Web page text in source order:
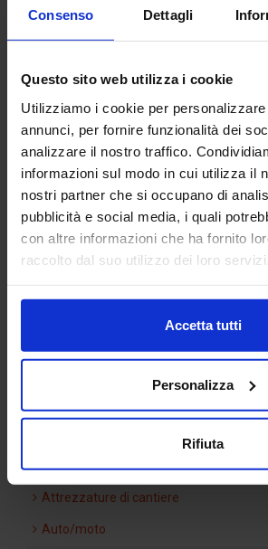
Consenso Dettagli
Questo sito web utilizza i cookie
Utilizziamo i cookie per
annunci, per fornire funzionalità dei
analizzare il nostro traffico.
informazioni sul modo in cui utilizza il
nostri partner che si occupano di
pubblicità e social media, i quali
con altre informazioni che ha fornito
raccolto dal suo utilizzo dei loro servizi.
Accetta tutti
Personalizza
Rifiuta
Libreria 3D di
PER CONDOTTE
Silhouette bimba 02
Ascensori
Attrezzature di cantiere
Auto/moto